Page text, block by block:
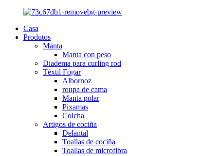
Casa
Produtos
Manta
Manta con peso
Diadema para curling rod
Téxtil Fogar
Albornoz
roupa de cama
Manta polar
Pixamas
Colcha
Artigos de cociña
Delantal
Toallas de cociña
Toallas de microfibra